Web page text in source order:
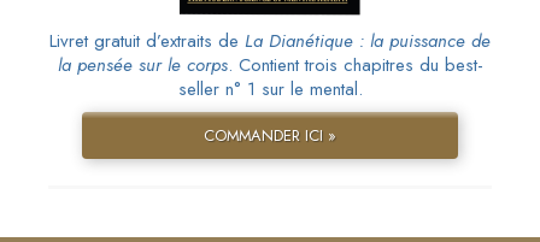
Livret gratuit d’extraits de La Dianétique : la puissance de
la pensée sur le corps. Contient trois chapitres du best-
seller n° 1 sur le mental.
COMMANDER ICI »